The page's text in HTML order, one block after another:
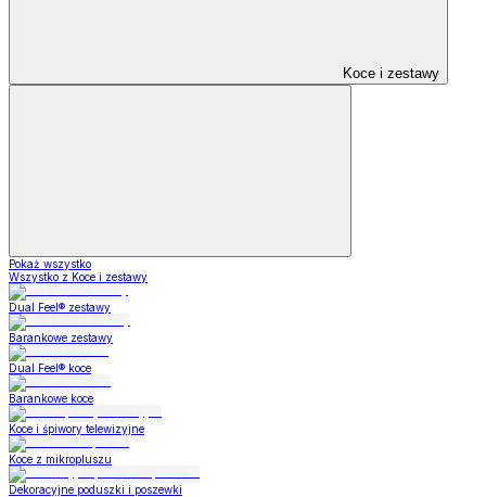
Koce i zestawy
Pokaż wszystko
Wszystko z Koce i zestawy
Dual Feel® zestawy
Barankowe zestawy
Dual Feel® koce
Barankowe koce
Koce i śpiwory telewizyjne
Koce z mikropluszu
Dekoracyjne poduszki i poszewki